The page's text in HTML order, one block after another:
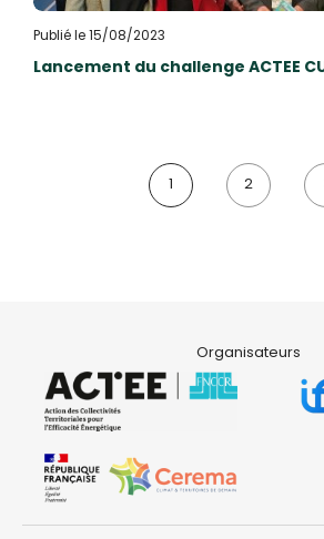
Publié le 15/08/2023
Lancement du challenge ACTEE
1 2
Organisateurs